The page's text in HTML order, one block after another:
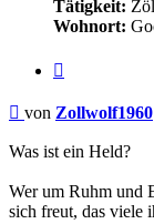
Tätigkeit:
Wohnort:
Beitrag
von Zollwolf1960
Was ist ein Held?
Wer um Ruhm und
sich freut, das viele